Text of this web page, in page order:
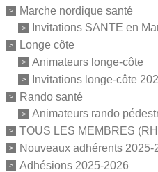
Marche nordique santé
Invitations SANTE en
Longe côte
Animateurs longe-côte
Invitations longe-côte
Rando santé
Animateurs rando
TOUS LES MEMBRES
Nouveaux adhérents 2025-
Adhésions 2025-2026